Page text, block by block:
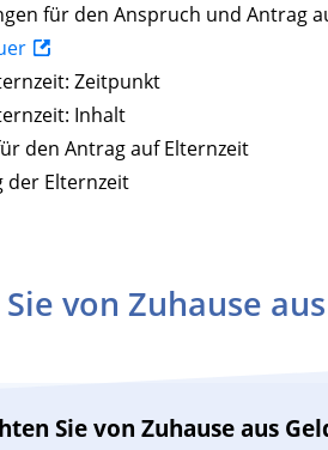
für den Anspruch und Antrag
Zeitpunkt
Inhalt
den Antrag auf Elternzeit
der Elternzeit
von Zuhause
Sie von Zuhause aus